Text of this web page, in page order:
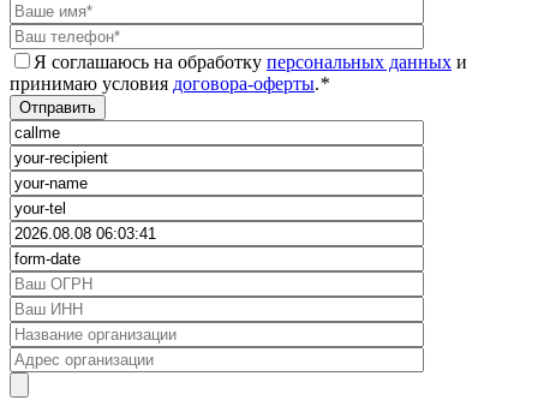
Я соглашаюсь на обработку персональных данных и
принимаю условия договора-оферты.*